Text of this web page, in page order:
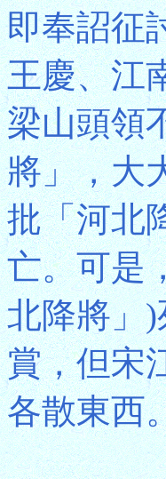
即奉詔征
王慶、江
梁山頭領
將」，大
批「河北
亡。可是
北降將」
賞，但宋
各散東西